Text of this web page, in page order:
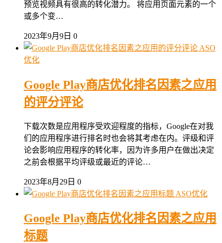
预览视频具有很高的转化潜力。 将应用页面元素的一个
或多个变…
2023年9月9日 0
ASO
优化
Google Play商店优化排名因素之应用
的评分评论
下载次数是应用程序受欢迎程度的指标，Google在对我
们的应用程序进行排名时也会将其考虑在内。评级和评
论会影响应用程序的转化率，因为许多用户在做出决定
之前会根据平均评级或最近的评论…
2023年8月29日 0
ASO优化
Google Play商店优化排名因素之应用
标题